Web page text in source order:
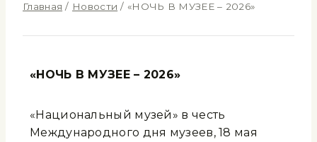
Главная / Новости / «НОЧЬ В МУЗЕЕ – 2026»
«НОЧЬ В МУЗЕЕ – 2026»
«Национальный музей» в честь
Международного дня музеев, 18 мая